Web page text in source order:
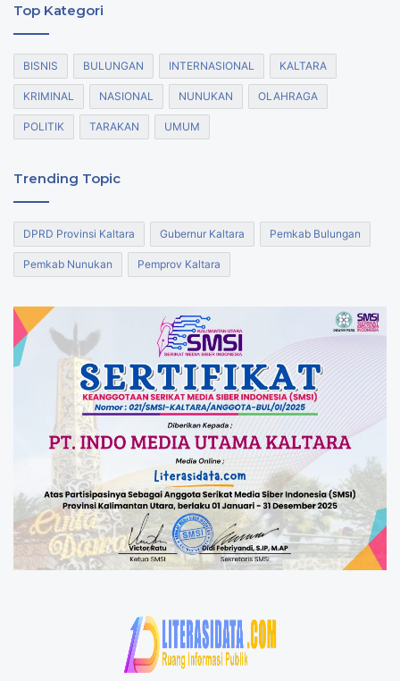
Top Kategori
BISNIS BULUNGAN INTERNASIONAL KALTARA
KRIMINAL NASIONAL NUNUKAN OLAHRAGA
POLITIK TARAKAN UMUM
Trending Topic
DPRD Provinsi Kaltara Gubernur Kaltara Pemkab Bulungan
Pemkab Nunukan Pemprov Kaltara